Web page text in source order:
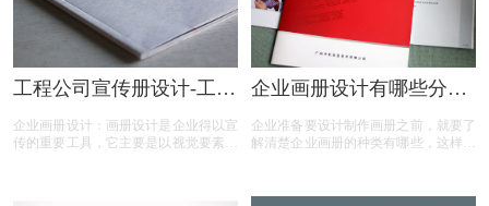
工程公司宣传册设计-工程
内容？
企业画册设计：画册设计是企业得以宣
传的重要工具，它主要是以视觉要素为
企业画册设计有哪些分
企业准备要设计制作画册之前，就要了
解清楚企业画册的种类有哪些，这样才
为您介绍具体企业画册的种类，以及画